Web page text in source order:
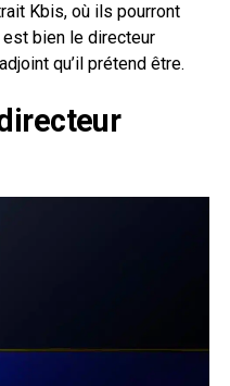
Kbis, où ils pourront
est bien le directeur
qu’il prétend être.